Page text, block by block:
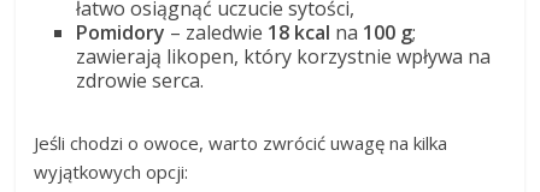
łatwo osiągnąć uczucie sytości,
Pomidory – zaledwie 18 kcal na 100 g;
zawierają likopen, który korzystnie wpływa na
zdrowie serca.
Jeśli chodzi o owoce, warto zwrócić uwagę na kilka
wyjątkowych opcji: